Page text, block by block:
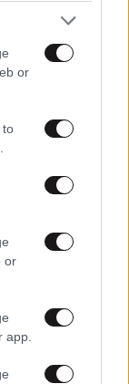
or
to
or
app.